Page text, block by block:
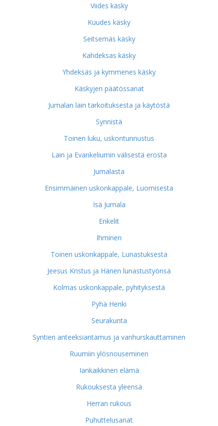
Viides käsky
Kuudes käsky
Seitsemäs käsky
Kahdeksas käsky
Yhdeksäs ja kymmenes käsky
Käskyjen päätössanat
Jumalan lain tarkoituksesta ja käytöstä
Synnistä
Toinen luku, uskontunnustus
Lain ja Evankeliumin välisestä erosta
Jumalasta
Ensimmäinen uskonkappale, Luomisesta
Isä Jumala
Enkelit
Ihminen
Toinen uskonkappale, Lunastuksesta
Jeesus Kristus ja Hänen lunastustyönsä
Kolmas uskonkappale, pyhityksestä
Pyhä Henki
Seurakunta
Syntien anteeksiantamus ja vanhurskauttaminen
Ruumiin ylösnouseminen
Iankaikkinen elämä
Rukouksesta yleensä
Herran rukous
Puhuttelusanat